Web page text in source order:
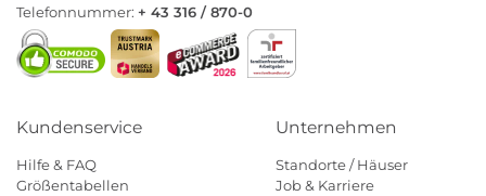
Telefonnummer: + 43 316 / 870-0
Kundenservice
Hilfe & FAQ
Größentabellen
Unternehmen
Standorte / Häuser
Job & Karriere